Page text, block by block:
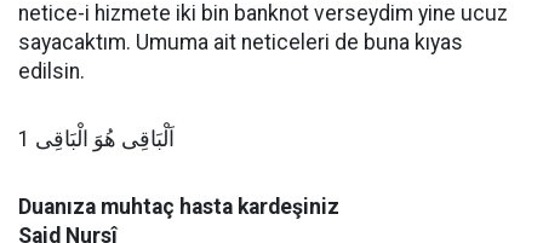
netice-i hizmete iki bin banknot verseydim yine ucuz
sayacaktım. Umuma ait neticeleri de buna kıyas
edilsin.
اَلْبَاقِى هُوَ الْبَاقِى 1
Duanıza muhtaç hasta kardeşiniz
Said Nursî